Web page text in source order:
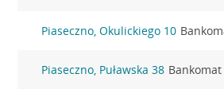
Piaseczno, Okulickiego 10
Piaseczno, Puławska 38